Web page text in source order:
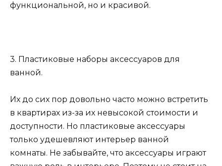
функциональной, но и красивой.
3. Пластиковые наборы аксессуаров для
ванной.
Их до сих пор довольно часто можно встретить
в квартирах из-за их невысокой стоимости и
доступности. Но пластиковые аксессуары
только удешевляют интерьер ванной
комнаты. Не забывайте, что аксессуары играют